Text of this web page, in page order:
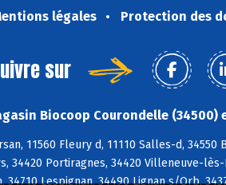
légales Protection des
sur
Biocoop Courondelle (34500)
11560 Fleury d, 11110 Salles-d,
34420 Portiragnes, 34420 Villeneuve-
34710 Lespignan, 34490 Lignan s/Orb,